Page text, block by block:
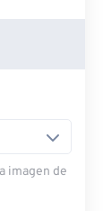
imagen de